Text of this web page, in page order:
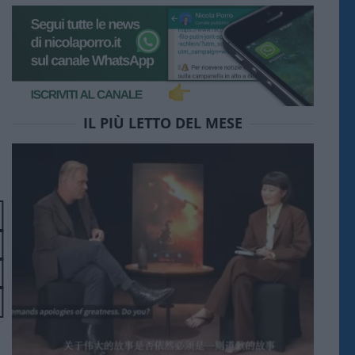
IL PIÙ LETTO DEL MESE